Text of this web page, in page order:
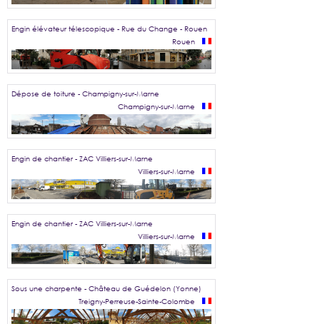
Engin élévateur télescopique - Rue du Change - Rouen
Rouen
Dépose de toiture - Champigny-sur-Marne
Champigny-sur-Marne
Engin de chantier - ZAC Villiers-sur-Marne
Villiers-sur-Marne
Engin de chantier - ZAC Villiers-sur-Marne
Villiers-sur-Marne
Sous une charpente - Château de Guédelon (Yonne)
Treigny-Perreuse-Sainte-Colombe